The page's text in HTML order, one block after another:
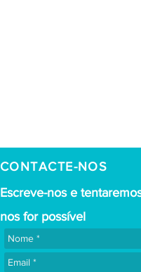
CONTACTE-NOS
Escreve-nos e
nos for possível